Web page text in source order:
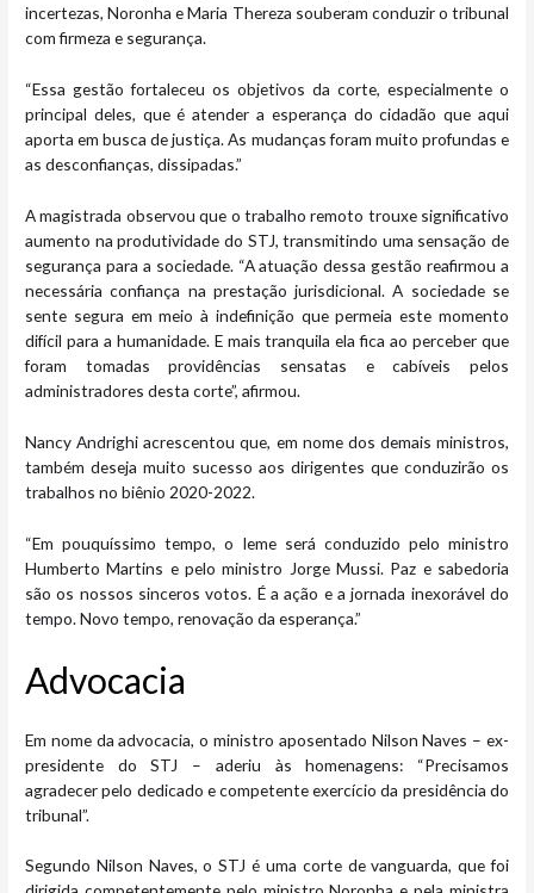
incertezas, Noronha e Maria Thereza souberam conduzir o tribunal
com firmeza e segurança.
“Essa gestão fortaleceu os objetivos da corte, especialmente o
principal deles, que é atender a esperança do cidadão que aqui
aporta em busca de justiça. As mudanças foram muito profundas e
as desconfianças, dissipadas.”
A magistrada observou que o trabalho remoto trouxe significativo
aumento na produtividade do STJ, transmitindo uma sensação de
segurança para a sociedade. “A atuação dessa gestão reafirmou a
necessária confiança na prestação jurisdicional. A sociedade se
sente segura em meio à indefinição que permeia este momento
difícil para a humanidade. E mais tranquila ela fica ao perceber que
foram tomadas providências sensatas e cabíveis pelos
administradores desta corte”, afirmou.
Nancy Andrighi acrescentou que, em nome dos demais ministros,
também deseja muito sucesso aos dirigentes que conduzirão os
trabalhos no biênio 2020-2022.
“Em pouquíssimo tempo, o leme será conduzido pelo ministro
Humberto Martins e pelo ministro Jorge Mussi. Paz e sabedoria
são os nossos sinceros votos. É a ação e a jornada inexorável do
tempo. Novo tempo, renovação da esperança.”
Advo​cacia
Em nome da advocacia, o ministro aposentado Nilson Naves – ex-
presidente do STJ – aderiu às homenagens: “Precisamos
agradecer pelo dedicado e competente exercício da presidência do
tribunal”.
Segundo Nilson Naves, o STJ é uma corte de vanguarda, que foi